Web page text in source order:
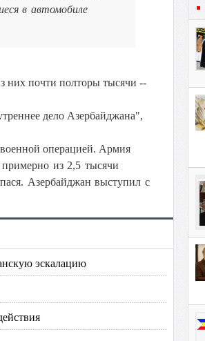
в автомобиле
них почти полторы тысячи --
дело Азербайджана",
операцией. Армия
примерно из 2,5 тысячи
Азербайджан выступил с
эскалацию